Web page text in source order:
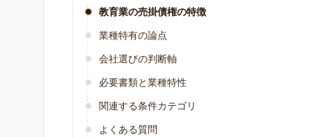
教育業の売掛債権の特徴
業種特有の論点
会社選びの判断軸
必要書類と業種特性
関連する条件カテゴリ
よくある質問